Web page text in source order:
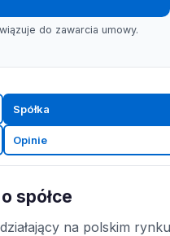
do zawarcia umowy.
Spółka
Opinie
spółce
na polskim rynku